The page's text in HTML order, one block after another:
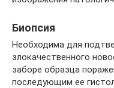
Биопсия
Необходима для
злокачественного
заборе образца
последующим ее